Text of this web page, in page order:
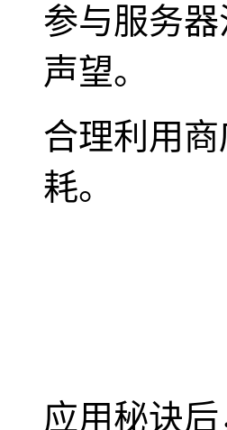
参与服务
声望。
合理利用
耗。
应用秘诀